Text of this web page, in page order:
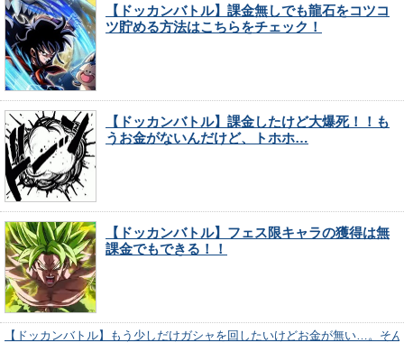
【ドッカンバトル】課金無しでも龍石をコツコ
ツ貯める方法はこちらをチェック！
【ドッカンバトル】課金したけど大爆死！！も
うお金がないんだけど、トホホ…
【ドッカンバトル】フェス限キャラの獲得は無
課金でもできる！！
【ドッカンバトル】もう少しだけガシャを回したいけどお金が無い…。そ